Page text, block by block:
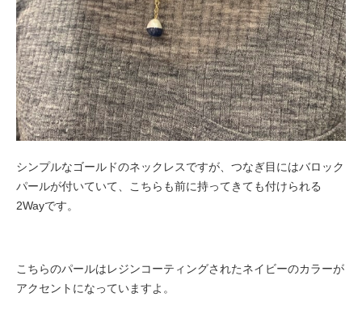
シンプルなゴールドのネックレスですが、つなぎ目にはバロック
パールが付いていて、こちらも前に持ってきても付けられる
2Wayです。
こちらのパールはレジンコーティングされたネイビーのカラーが
アクセントになっていますよ。